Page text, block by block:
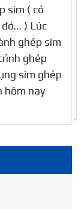
sim ( có
) Lúc
ghép sim
ghép
sim ghép
hôm nay